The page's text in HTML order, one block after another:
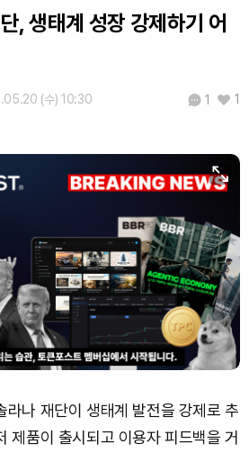
, 생태계 성장 강제하기 어
(수) 10:30 1 1
라나 재단이 생태계 발전을 강제로 추
제품이 출시되고 이용자 피드백을 거